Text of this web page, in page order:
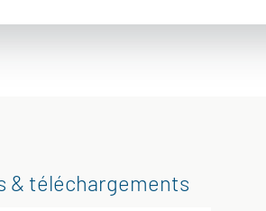
& téléchargements